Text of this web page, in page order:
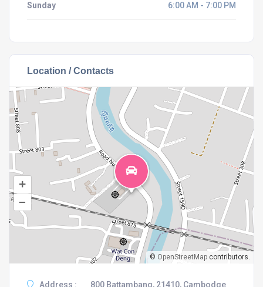
Sunday 6:00 AM - 7:00 PM
Location / Contacts
+
–
© OpenStreetMap contributors.
Address : 800 Battambang, 21410, Cambodge